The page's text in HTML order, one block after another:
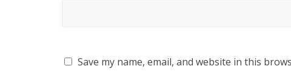
Save my name, email, and website in this